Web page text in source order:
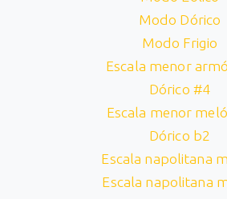
Modo Dórico
Modo Frigio
Escala menor
Dórico #4
Escala menor
Dórico b2
Escala napolitana
Escala napolitana